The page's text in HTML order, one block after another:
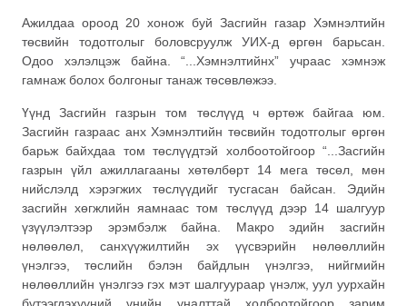
Ажилдаа ороод 20 хонож буй Засгийн газар Хэмнэлтийн
төсвийн тодотголыг боловсруулж УИХ-д өргөн барьсан.
Одоо хэлэлцэж байна. “...Хэмнэлтийнх” учраас хэмнэж
гамнаж болох болгоныг танаж төсөвлөжээ.
Үүнд Засгийн газрын том төслүүд ч өртөж байгаа юм.
Засгийн газраас анх Хэмнэлтийн төсвийн тодотголыг өргөн
барьж байхдаа том төслүүдтэй холбоотойгоор “...Засгийн
газрын үйл ажиллагааны хөтөлбөрт 14 мега төсөл, мөн
нийслэлд хэрэгжих төслүүдийг тусгасан байсан. Эдийн
засгийн хөгжлийн яамнаас том төслүүд дээр 14 шалгуур
үзүүлэлтээр эрэмбэлж байна. Макро эдийн засгийн
нөлөөлөл, санхүүжилтийн эх үүсвэрийн нөлөөллийн
үнэлгээ, төслийн бэлэн байдлын үнэлгээ, нийгмийн
нөлөөллийн үнэлгээ гэх мэт шалгуураар үнэлж, уул уурхайн
бүтээгдэхүүний үнийн уналттай холбоотойгоор зарим